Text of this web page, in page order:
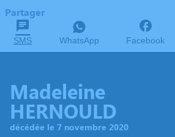
Partager
SMS WhatsApp Facebook
Madeleine
HERNOULD
décédée le 7 novembre 2020